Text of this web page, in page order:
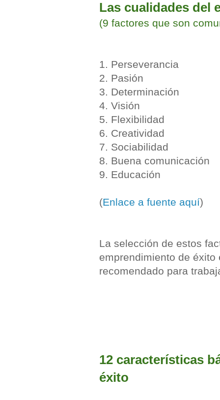
Las cualidades del
(9 factores que son
1. Perseverancia
2. Pasión
3. Determinación
4. Visión
5. Flexibilidad
6. Creatividad
7. Sociabilidad
8. Buena comunicación
9. Educación
(Enlace a fuente aquí)
La selección de estos
emprendimiento de éxito
recomendado para
12 características
éxito